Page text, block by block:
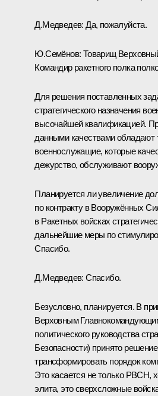
Д.Медведев:Да, пожалуйста.
Ю.Семёнов: Товарищ
Командир ракетного полка
Для решения поставленных
стратегического назначения
высочайшей квалификацией.
данными качествами
военнослужащие, которые
дежурство, обслуживают
Планируется ли увеличение
по контракту в Вооружённых
в Ракетных войсках
дальнейшие меры по
Спасибо.
Д.Медведев:Спасибо.
Безусловно, планируется. В
Верховным
политического руководства
Безопасности) принято
трансформировать порядок
Это касается не только РВСН,
элита, это сверхсложные